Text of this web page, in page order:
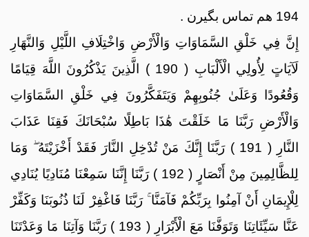
194 هم تماس بگیرن .
إِنَّ فِي خَلْقِ السَّمَاوَاتِ وَالْأَرْضِ وَاخْتِلَافِ اللَّيْلِ وَالنَّهَارِ
لَآيَاتٍ لِأُولِي الْأَلْبَابِ ( 190 ) الَّذِينَ يَذْكُرُونَ اللَّهَ قِيَامًا
وَقُعُودًا وَعَلَىٰ جُنُوبِهِمْ وَيَتَفَكَّرُونَ فِي خَلْقِ السَّمَاوَاتِ
وَالْأَرْضِ رَبَّنَا مَا خَلَقْتَ هَٰذَا بَاطِلًا سُبْحَانَكَ فَقِنَا عَذَابَ
النَّارِ ( 191 ) رَبَّنَا إِنَّكَ مَنْ تُدْخِلِ النَّارَ فَقَدْ أَخْزَيْتَهُ ۖ وَمَا
لِلظَّالِمِينَ مِنْ أَنْصَارٍ ( 192 ) رَبَّنَا إِنَّنَا سَمِعْنَا مُنَادِيًا يُنَادِي
لِلْإِيمَانِ أَنْ آمِنُوا بِرَبِّكُمْ فَآمَنَّا ۚ رَبَّنَا فَاغْفِرْ لَنَا ذُنُوبَنَا وَكَفِّرْ
عَنَّا سَيِّئَاتِنَا وَتَوَفَّنَا مَعَ الْأَبْرَارِ ( 193 ) رَبَّنَا وَآتِنَا مَا وَعَدْتَنَا